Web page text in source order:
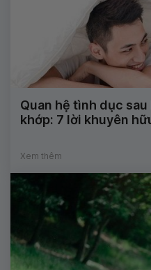
Quan hệ tình dục
khớp: 7 lời khuyên
Xem thêm